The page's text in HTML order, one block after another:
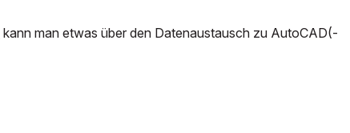
kann man etwas über den Datenaustausch zu AutoCAD(-